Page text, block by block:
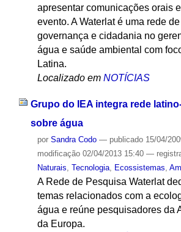
apresentar comunicações orais
evento. A Waterlat é uma rede
governança e cidadania no
água e saúde ambiental com
Latina.
Localizado em NOTÍCIAS
Grupo do IEA integra rede
sobre água
por Sandra Codo — publicado15/04/
modificação02/04/2013 15:40 —
Naturais, Tecnologia, Ecossistemas,
A Rede de Pesquisa Waterlat
temas relacionados com a
água e reúne pesquisadores da
da Europa.